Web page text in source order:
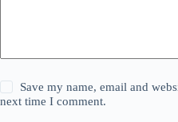
Save my name, email and
next time I comment.